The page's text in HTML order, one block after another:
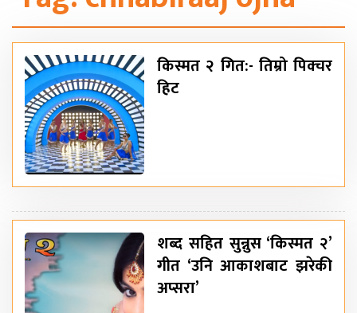
किस्मत २ गित:- तिम्रो पिक्चर
हिट
शब्द सहित सुन्नुस ‘किस्मत २’
गीत ‘उनि आकाशबाट झरेकी
अप्सरा’